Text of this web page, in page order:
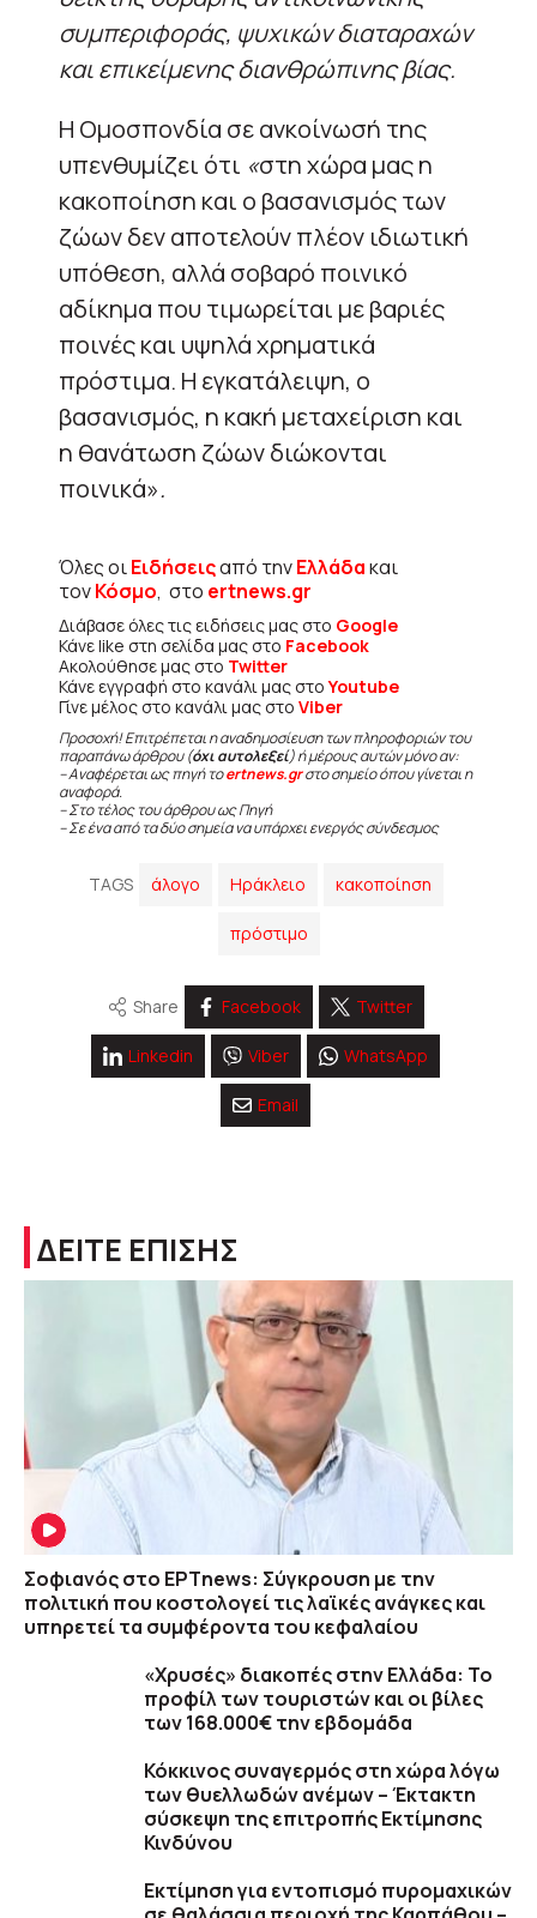
συμπεριφοράς, ψυχικών διαταραχών
και επικείμενης διανθρώπινης βίας.
Η Ομοσπονδία σε ανκοίνωσή της
υπενθυμίζει ότι «στη χώρα μας η
κακοποίηση και ο βασανισμός των
ζώων δεν αποτελούν πλέον ιδιωτική
υπόθεση, αλλά σοβαρό ποινικό
αδίκημα που τιμωρείται με βαριές
ποινές και υψηλά χρηματικά
πρόστιμα. Η εγκατάλειψη, ο
βασανισμός, η κακή μεταχείριση και
η θανάτωση ζώων διώκονται
ποινικά».
Όλες οιΕιδήσειςαπό τηνΕλλάδακαι
τονΚόσμο, στο ertnews.gr
Διάβασε όλες τις ειδήσεις μας στο Google
Κάνε like στη σελίδα μας στο Facebook
Ακολούθησε μας στο Twitter
Κάνε εγγραφή στο κανάλι μας στοYoutube
Γίνε μέλος στο κανάλι μας στο Viber
Προσοχή! Επιτρέπεται η αναδημοσίευση των πληροφοριών του
παραπάνω άρθρου (όχι αυτολεξεί) ή μέρους αυτών μόνο αν:
– Αναφέρεται ως πηγή τοertnews.grστο σημείο όπου γίνεται η
αναφορά.
– Στο τέλος του άρθρου ως Πηγή
– Σε ένα από τα δύο σημεία να υπάρχει ενεργός σύνδεσμος
TAGS άλογο Ηράκλειο κακοποίηση
πρόστιμο
Share Facebook Twitter
Linkedin Viber WhatsApp
Email
ΔΕΙΤΕ ΕΠΙΣΗΣ
Σοφιανός στο ΕΡΤnews: Σύγκρουση με την
πολιτική που κοστολογεί τις λαϊκές ανάγκες και
υπηρετεί τα συμφέροντα του κεφαλαίου
«Χρυσές» διακοπές στην Ελλάδα: Το
προφίλ των τουριστών και οι βίλες
των 168.000€ την εβδομάδα
Κόκκινος συναγερμός στη χώρα λόγω
των θυελλωδών ανέμων – Έκτακτη
σύσκεψη της επιτροπής Εκτίμησης
Κινδύνου
Εκτίμηση για εντοπισμό πυρομαχικών